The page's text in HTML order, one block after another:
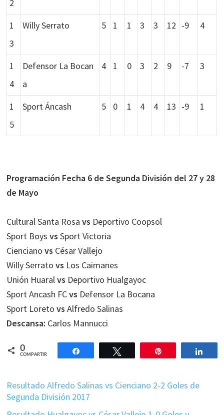
2
1
3
Willy Serrato 5 1 1 3 3 12 -9 4
1
4
Defensor La Bocan
a
4 1 0 3 2 9 -7 3
1
5
Sport Áncash 5 0 1 4 4 13 -9 1
Programación Fecha 6 de Segunda División del 27 y 28
de Mayo
Cultural Santa Rosavs Deportivo Coopsol
Sport BoysvsSport Victoria
Ciencianovs César Vallejo
Willy Serratovs Los Caimanes
Unión Huaralvs Deportivo Hualgayoc
Sport Ancash FCvs Defensor La Bocana
Sport LoretovsAlfredo Salinas
Descansa: Carlos Mannucci
0
COMPARTIR
Compartir
Resultado Alfredo Salinas vs Cienciano 2-2 Goles de
Segunda División 2017